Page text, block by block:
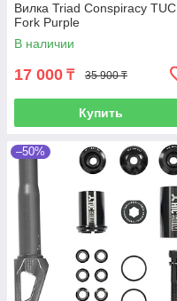
Вилка Triad Conspiracy TUC
Fork Purple
В наличии
17 000 ₸ 35 900 ₸
Купить
–50%